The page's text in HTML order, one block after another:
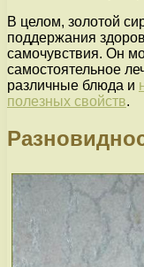
В целом, золотой
поддержания
самочувствия. Он
самостоятельное
различные блюда и
полезных свойств.